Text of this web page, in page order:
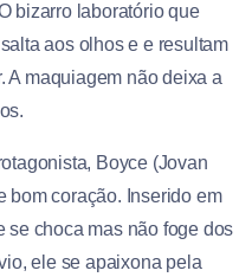
bizarro laboratório que
aos olhos e e resultam
A maquiagem não deixa a
Boyce (Jovan
bom coração. Inserido em
se choca mas não foge dos
ele se apaixona pela